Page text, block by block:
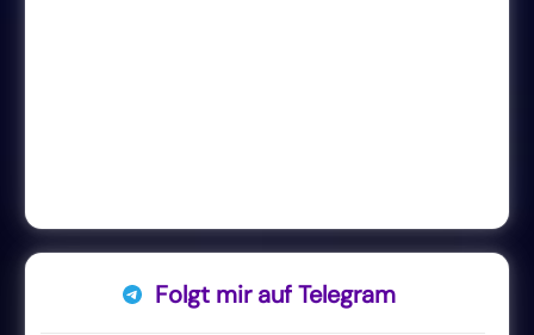
Folgt mir auf Telegram